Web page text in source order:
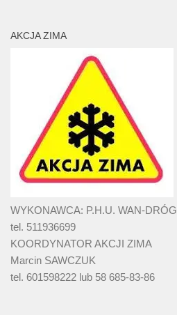
AKCJA ZIMA
WYKONAWCA: P.H.U. WAN-DRÓG
tel. 511936699
KOORDYNATOR AKCJI ZIMA
Marcin SAWCZUK
tel. 601598222 lub 58 685-83-86